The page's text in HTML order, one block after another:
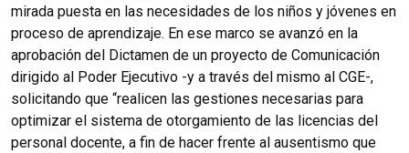
mirada puesta en las necesidades de los niños y jóvenes en
proceso de aprendizaje. En ese marco se avanzó en la
aprobación del Dictamen de un proyecto de Comunicación
dirigido al Poder Ejecutivo -y a través del mismo al CGE-,
solicitando que “realicen las gestiones necesarias para
optimizar el sistema de otorgamiento de las licencias del
personal docente, a fin de hacer frente al ausentismo que